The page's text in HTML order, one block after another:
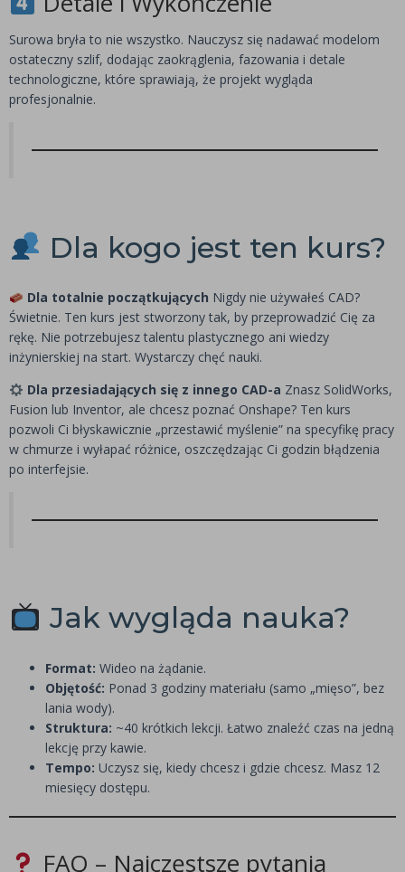
Surowa bryła to nie wszystko. Nauczysz się nadawać modelom
ostateczny szlif, dodając zaokrąglenia, fazowania i detale
technologiczne, które sprawiają, że projekt wygląda
profesjonalnie.
Dla kogo jest ten kurs?
Dla totalnie początkujących Nigdy nie używałeś CAD?
Świetnie. Ten kurs jest stworzony tak, by przeprowadzić Cię za
rękę. Nie potrzebujesz talentu plastycznego ani wiedzy
inżynierskiej na start. Wystarczy chęć nauki.
Dla przesiadających się z innego CAD-a Znasz SolidWorks,
Fusion lub Inventor, ale chcesz poznać Onshape? Ten kurs
pozwoli Ci błyskawicznie „przestawić myślenie” na specyfikę pracy
w chmurze i wyłapać różnice, oszczędzając Ci godzin błądzenia
po interfejsie.
Jak wygląda nauka?
Format: Wideo na żądanie.
Objętość: Ponad 3 godziny materiału (samo „mięso”, bez
lania wody).
Struktura: ~40 krótkich lekcji. Łatwo znaleźć czas na jedną
lekcję przy kawie.
Tempo: Uczysz się, kiedy chcesz i gdzie chcesz. Masz 12
miesięcy dostępu.
FAQ – Najczęstsze pytania